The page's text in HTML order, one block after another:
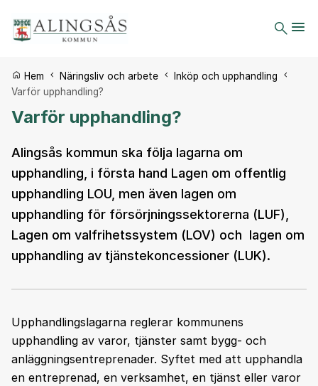
Du är här:
Hem Näringsliv och arbete
Inköp och upphandling
Varför upphandling?
Varför upphandling?
Alingsås kommun ska följa lagarna om
upphandling, i första hand Lagen om offentlig
upphandling LOU, men även lagen om
upphandling för försörjningssektorerna (LUF),
Lagen om valfrihetssystem (LOV) och lagen om
upphandling av tjänstekoncessioner (LUK).
Upphandlingslagarna reglerar kommunens
upphandling av varor, tjänster samt bygg- och
anläggningsentreprenader. Syftet med att upphandla
en entreprenad, en verksamhet, en tjänst eller varor